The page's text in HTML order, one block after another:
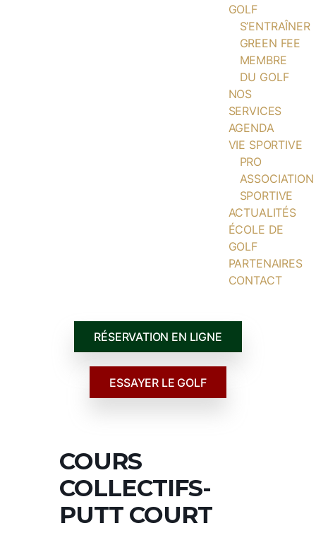
GOLF
S’ENTRAÎNER
GREEN FEE
MEMBRE
DU GOLF
NOS
SERVICES
AGENDA
VIE SPORTIVE
PRO
ASSOCIATION
SPORTIVE
ACTUALITÉS
ÉCOLE DE
GOLF
PARTENAIRES
CONTACT
RÉSERVATION EN LIGNE
ESSAYER LE GOLF
COURS
COLLECTIFS-
PUTT COURT